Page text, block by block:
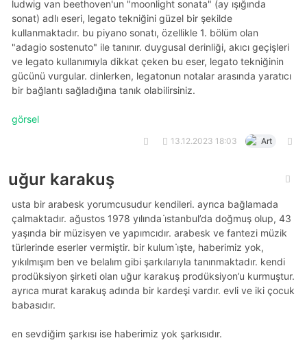
ludwig van beethoven'un "moonlight sonata" (ay işığında
sonat) adlı eseri, legato tekniğini güzel bir şekilde
kullanmaktadır. bu piyano sonatı, özellikle 1. bölüm olan
"adagio sostenuto" ile tanınır. duygusal derinliği, akıcı geçişleri
ve legato kullanımıyla dikkat çeken bu eser, legato tekniğinin
gücünü vurgular. dinlerken, legatonun notalar arasında yaratıcı
bir bağlantı sağladığına tanık olabilirsiniz.
görsel
13.12.2023 18:03 Art
uğur karakuş
usta bir arabesk yorumcusudur kendileri. ayrıca bağlamada
çalmaktadır. ağustos 1978 yılında i̇stanbul’da doğmuş olup, 43
yaşında bir müzisyen ve yapımcıdır. arabesk ve fantezi müzik
türlerinde eserler vermiştir. bir kulum i̇şte, haberimiz yok,
yıkılmışım ben ve belalım gibi şarkılarıyla tanınmaktadır. kendi
prodüksiyon şirketi olan uğur karakuş prodüksiyon’u kurmuştur.
ayrıca murat karakuş adında bir kardeşi vardır. evli ve iki çocuk
babasıdır.
en sevdiğim şarkısı ise haberimiz yok şarkısıdır.